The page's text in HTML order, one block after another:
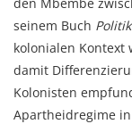
seinem Buch
kolonialen Kontext
damit
Kolonisten
Apartheidregime